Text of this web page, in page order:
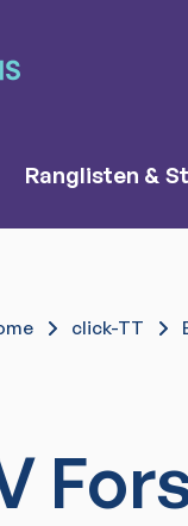
Ranglisten &
click-TT